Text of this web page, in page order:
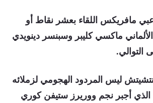
مافريكس اللقاء بعشر نقاط أو
ماكسي كليبر وسبنسر دينويدي
ليس المردود الهجومي لزملائه
الذي أجبر نجم ووريرز ستيفن كوري